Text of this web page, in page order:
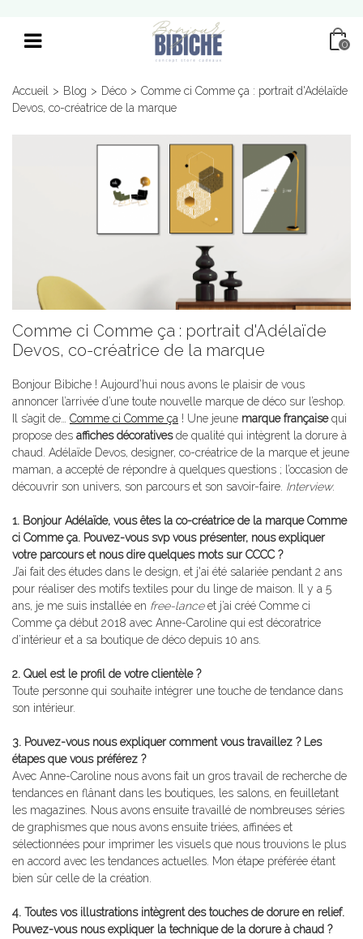
0
Accueil > Blog > Déco > Comme ci Comme ça : portrait d'Adélaïde
Devos, co-créatrice de la marque
Comme ci Comme ça : portrait d'Adélaïde
Devos, co-créatrice de la marque
Bonjour Bibiche ! Aujourd’hui nous avons le plaisir de vous
annoncer l’arrivée d’une toute nouvelle marque de déco sur l’eshop.
Il s’agit de… Comme ci Comme ça ! Une jeune marque françaisequi
propose des affiches décorativesde qualité qui intègrent la dorure à
chaud. Adélaïde Devos, designer, co-créatrice de la marque et jeune
maman, a accepté de répondre à quelques questions ; l’occasion de
découvrir son univers, son parcours et son savoir-faire. Interview.
1. Bonjour Adélaïde, vous êtes la co-créatrice de la marque Comme
ci Comme ça. Pouvez-vous svp vous présenter, nous expliquer
votre parcours et nous dire quelques mots sur CCCC ?
J’ai fait des études dans le design, et j'ai été salariée pendant 2 ans
pour réaliser des motifs textiles pour du linge de maison. Il y a 5
ans, je me suis installée en free-lanceet j’ai créé Comme ci
Comme ça début 2018 avec Anne-Caroline qui est décoratrice
d’intérieur et a sa boutique de déco depuis 10 ans.
2. Quel est le profil de votre clientèle ?
Toute personne qui souhaite intégrer une touche de tendance dans
son intérieur.
3. Pouvez-vous nous expliquer comment vous travaillez ? Les
étapes que vous préférez ?
Avec Anne-Caroline nous avons fait un gros travail de recherche de
tendances en flânant dans les boutiques, les salons, en feuilletant
les magazines. Nous avons ensuite travaillé de nombreuses séries
de graphismes que nous avons ensuite triées, affinées et
sélectionnées pour imprimer les visuels que nous trouvions le plus
en accord avec les tendances actuelles. Mon étape préférée étant
bien sûr celle de la création.
4. Toutes vos illustrations intègrent des touches de dorure en relief.
Pouvez-vous nous expliquer la technique de la dorure à chaud ?